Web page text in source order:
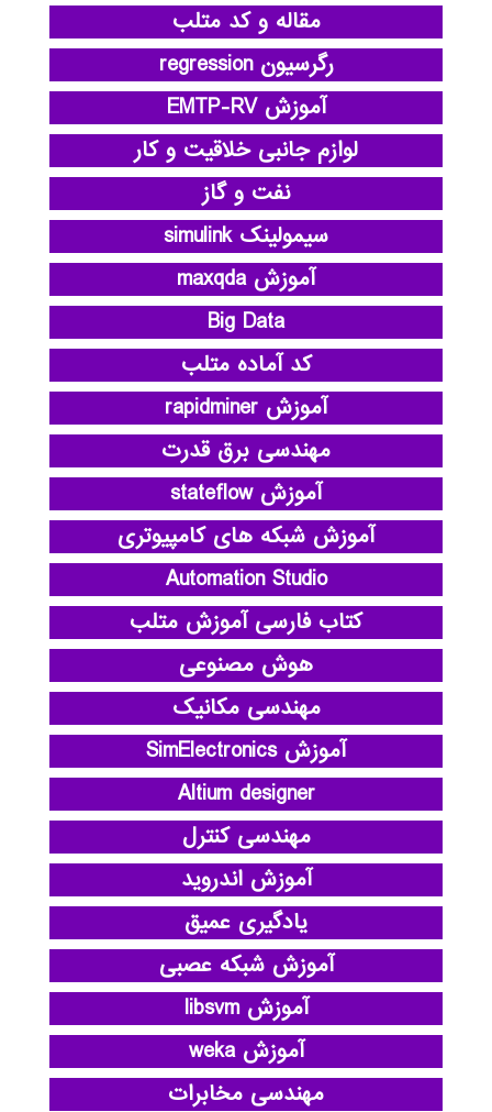
مقاله و کد متلب
رگرسیون regression
آموزش EMTP-RV
لوازم جانبی خلاقیت و کار
نفت و گاز
سیمولینک simulink
آموزش maxqda
Big Data
کد آماده متلب
آموزش rapidminer
مهندسی برق قدرت
آموزش stateflow
آموزش شبکه های کامپیوتری
Automation Studio
کتاب فارسی آموزش متلب
هوش مصنوعی
مهندسی مکانیک
آموزش SimElectronics
Altium designer
مهندسی کنترل
آموزش اندروید
یادگیری عمیق
آموزش شبکه عصبی
آموزش libsvm
آموزش weka
مهندسی مخابرات